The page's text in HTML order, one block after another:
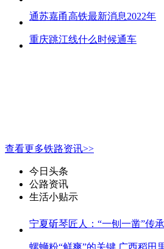
通苏嘉甬高铁最新消息2022年
重庆跳江线什么时候通车
查看更多铁路资讯>>
今日头条
公路资讯
生活小贴示
宁夏斫琴匠人：“一刨一凿”传
螺蛳粉“鲜爽”的关键 广西稻田